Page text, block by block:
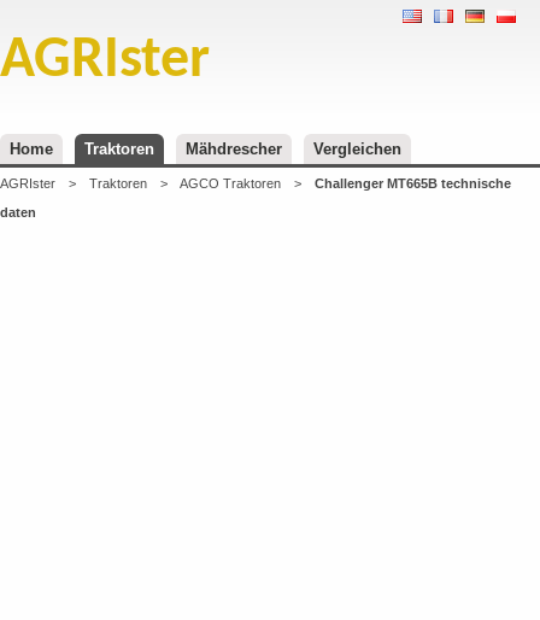
AGRIster
Home Traktoren Mähdrescher Vergleichen
AGRIster > Traktoren > AGCO Traktoren >
Challenger MT665B technische
daten